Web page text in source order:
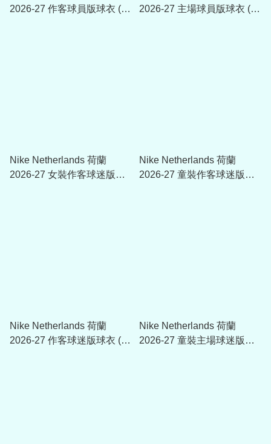
2026-27 作客球員版球衣 (可
2026-27 主場球員版球衣 (可
Nike Netherlands 荷蘭
2026-27 女裝作客球迷版球
Nike Netherlands 荷蘭
2026-27 童裝作客球迷版球
Nike Netherlands 荷蘭
2026-27 作客球迷版球衣 (可
Nike Netherlands 荷蘭
2026-27 童裝主場球迷版球